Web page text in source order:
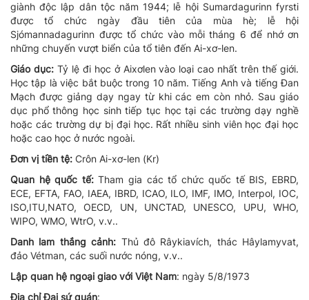
giành độc lập dân tộc năm 1944; lễ hội Sumardagurinn fyrsti
được tổ chức ngày đầu tiên của mùa hè; lễ hội
Sjómannadagurinn được tổ chức vào mỗi tháng 6 để nhớ ơn
những chuyến vượt biển của tổ tiên đến Ai-xơ-len.
Giáo dục:Tỷ lệ đi học ở Aixơlen vào loại cao nhất trên thế giới.
Học tập là việc bắt buộc trong 10 năm. Tiếng Anh và tiếng Đan
Mạch được giảng dạy ngay từ khi các em còn nhỏ. Sau giáo
dục phổ thông học sinh tiếp tục học tại các trường dạy nghề
hoặc các trường dự bị đại học. Rất nhiều sinh viên học đại học
hoặc cao học ở nước ngoài.
Đơn vị tiền tệ: Crôn Ai-xơ-len (Kr)
Quan hệ quốc tế:Tham gia các tổ chức quốc tế BIS, EBRD,
ECE, EFTA, FAO, IAEA, IBRD, ICAO, ILO, IMF, IMO, Interpol, IOC,
ISO,ITU,NATO, OECD, UN, UNCTAD, UNESCO, UPU, WHO,
WIPO, WMO, WtrO, v.v..
Danh lam thắng cảnh: Thủ đô Râykiavích, thác Hâylamyvat,
đảo Vétman, các suối nước nóng, v.v..
Lập quan hệ ngoại giao với Việt Nam: ngày 5/8/1973
Địa chỉ Đại sứ quán: